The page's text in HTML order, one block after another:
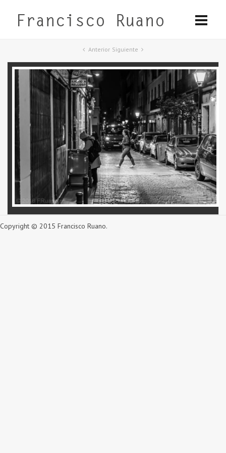
Anterior Siguiente
Copyright © 2015 Francisco Ruano.